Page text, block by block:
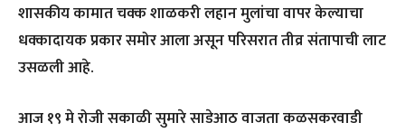
शासकीय कामात चक्क शाळकरी लहान मुलांचा वापर केल्याचा
धक्कादायक प्रकार समोर आला असून परिसरात तीव्र संतापाची लाट
उसळली आहे.
आज १९ मे रोजी सकाळी सुमारे साडेआठ वाजता कळसकरवाडी